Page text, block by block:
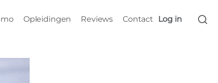
Opleidingen Reviews Contact Log in